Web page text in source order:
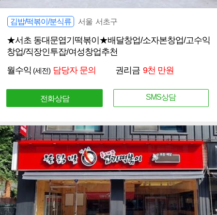
김밥/떡볶이/분식류 서울 서초구
★서초 동대문엽기떡볶이★배달창업/소자본창업/고수익
창업/직장인투잡/여성창업추천
월수익 (세전) 담당자 문의 권리금 9천 만원
전화상담 SMS상담